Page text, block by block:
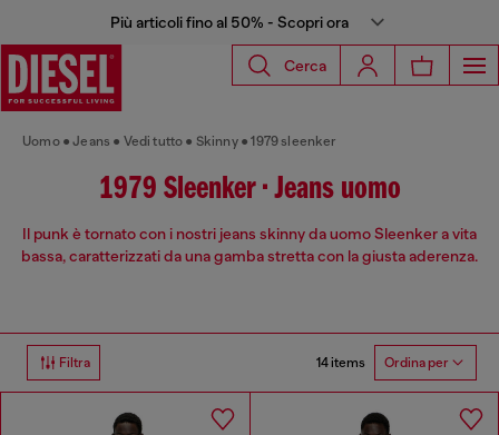
Più articoli fino al 50% - Scopri ora
Cerca
Uomo Jeans Vedi tutto Skinny 1979 sleenker
1979 Sleenker • Jeans uomo
Il punk è tornato con i nostri jeans skinny da uomo Sleenker a vita
bassa, caratterizzati da una gamba stretta con la giusta aderenza.
Filtra 14 items Ordina per